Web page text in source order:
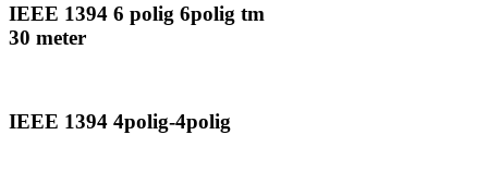
IEEE 1394 6 polig 6polig tm
30 meter
IEEE 1394 4polig-4polig